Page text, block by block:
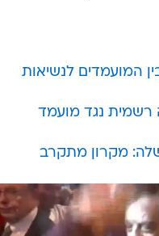
המועמדים לנשיאות
רשמית נגד מועמד
מקרון מתקרב